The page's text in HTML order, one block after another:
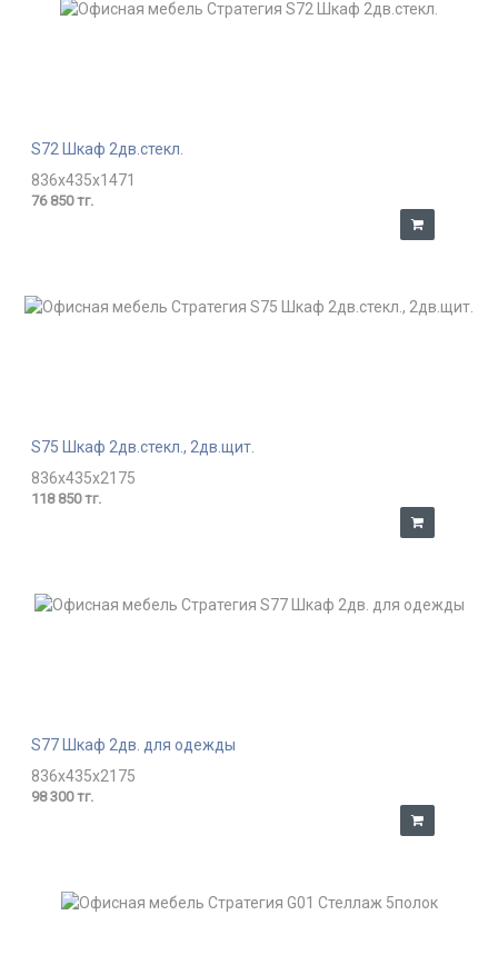
S72 Шкаф 2дв.стекл.
836x435x1471
76 850 тг.
S75 Шкаф 2дв.стекл., 2дв.щит.
836x435x2175
118 850 тг.
S77 Шкаф 2дв. для одежды
836x435x2175
98 300 тг.